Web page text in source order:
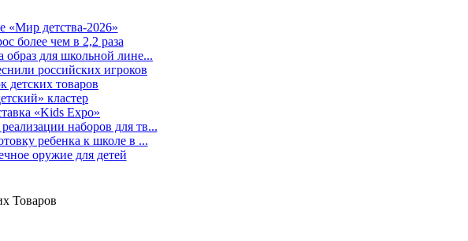
«Мир детства-2026»
более чем в 2,2 раза
образ для школьной лине...
российских игроков
детских товаров
кластер
«Kids Expo»
наборов для тв...
ребенка к школе в ...
оружие для детей
Товаров